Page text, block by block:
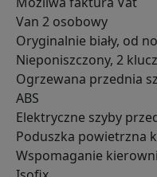
Van 2 osobowy
Oryginalnie biały, od
Nieponiszczony, 2
Ogrzewana przednia
ABS
Elektryczne szyby
Poduszka powietrzna
Wspomaganie